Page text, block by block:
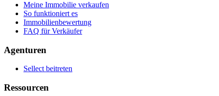
Meine Immobilie verkaufen
So funktioniert es
Immobilienbewertung
FAQ für Verkäufer
Agenturen
Sellect beitreten
Ressourcen